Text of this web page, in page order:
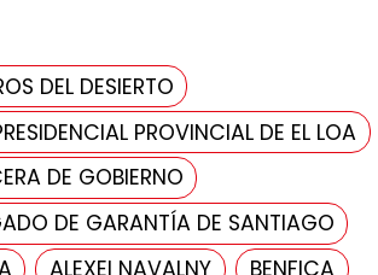
DEL DESIERTO
PROVINCIAL DE EL LOA
DE GOBIERNO
DE GARANTÍA DE SANTIAGO